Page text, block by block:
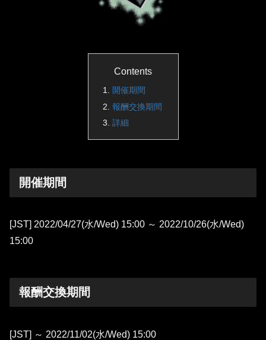
Contents
開催期間
報酬交換期間
詳細
開催期間
[JST] 2022/04/27(水/Wed) 15:00 ～ 2022/10/26(水/Wed)
15:00
報酬交換期間
[JST] ～ 2022/11/02(水/Wed) 15:00